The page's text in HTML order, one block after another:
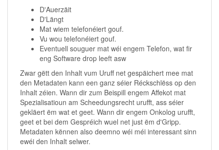
D'Auerzäit
D'Längt
Mat wiem telefonéiert gouf.
Vu wou telefonéiert gouf.
Eventuell souguer mat wéi engem Telefon, wat fir
eng Software drop leeft asw
Zwar gëtt den Inhalt vum Uruff net gespäichert mee mat
den Metadaten kann een ganz séier Réckschlëss op den
Inhalt zéien. Wann dir zum Beispill engem Affekot mat
Spezialisatioun am Scheedungsrecht urufft, ass séier
gekläert ëm wat et geet. Wann dir engem Onkolog urufft,
geet et bei dem Gespréich wuel net just ëm d'Gripp.
Metadaten kënnen also deemno wéi méi interessant sinn
ewéi den Inhalt selwer.